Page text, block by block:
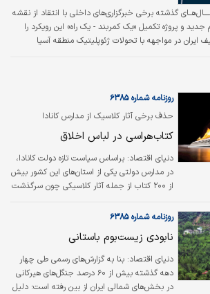
طـــی ســــال‌هــای گذشته برخی خبرگزاری‌های داخلی با انتقاد از نقشه
چین برای جاده ابریشم جدید و پروژه تکمیل «یک کمربند - یک راه» این رویکرد را
ایران در مواجهه با تحولات ژئوپلیتیک منطقه آسیا
حذف برخی آثار کلاسیک از مدارس کانادا
روزنامه شماره ۶۳۸۵
کتاب‌هراسی در لباس اخلاق
دنیای اقتصاد: براساس سیاست تازه دولت کانادا،
در مدارس دولتی یکی از استان‌های این کشور بیش
از ۲۰۰ کتاب از جمله آثار کلاسیکی چون سرگذشت
مدارس حذف خواهند شد؛ اقدامی که واکنش‌های
را بار دیگر مطرح کرده که مرز بین رعایت اخلاق و
حساسیت‌های غیرضروری کجاست؟
روزنامه شماره ۶۳۸۵
نابودی زیست‌بوم باستانی
دنیای اقتصاد: بنا به گزارش‌های رسمی طی چهار
دهه گذشته بیش از ۶۰ درصد جنگل‌های هیرکانی
در بخش‌های شمالی ایران از بین رفته است؛ دلیل